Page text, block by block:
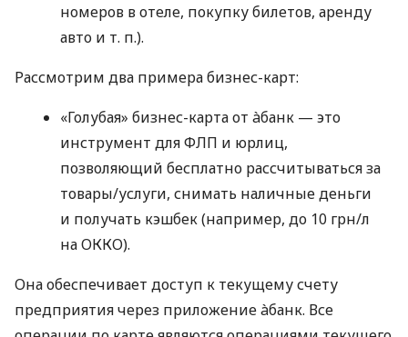
номеров в отеле, покупку билетов, аренду
авто и т. п.).
Рассмотрим два примера бизнес-карт:
«Голубая» бизнес-карта от àбанк — это
инструмент для ФЛП и юрлиц,
позволяющий бесплатно рассчитываться за
товары/услуги, снимать наличные деньги
и получать кэшбек (например, до 10 грн/л
на ОККО).
Она обеспечивает доступ к текущему счету
предприятия через приложение àбанк. Все